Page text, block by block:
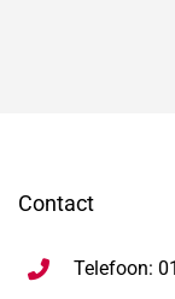
Contact
Telefoon: